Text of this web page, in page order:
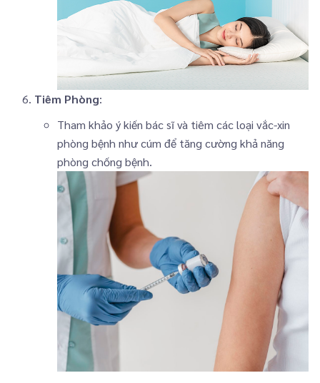
Tiêm Phòng:
Tham khảo ý kiến bác sĩ và tiêm các loại vắc-xin
phòng bệnh như cúm để tăng cường khả năng
phòng chống bệnh.